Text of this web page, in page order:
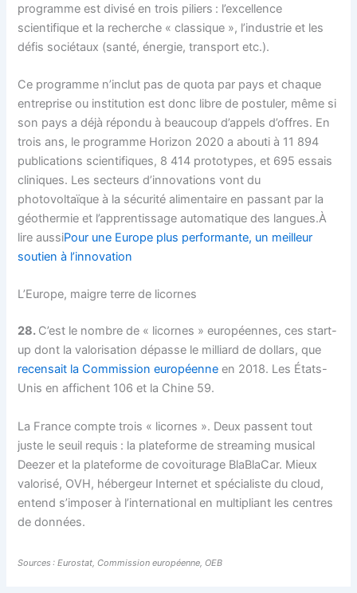
programme est divisé en trois piliers : l’excellence
scientifique et la recherche « classique », l’industrie et les
défis sociétaux (santé, énergie, transport etc.).
Ce programme n’inclut pas de quota par pays et chaque
entreprise ou institution est donc libre de postuler, même si
son pays a déjà répondu à beaucoup d’appels d’offres. En
trois ans, le programme Horizon 2020 a abouti à 11 894
publications scientifiques, 8 414 prototypes, et 695 essais
cliniques. Les secteurs d’innovations vont du
photovoltaïque à la sécurité alimentaire en passant par la
géothermie et l’apprentissage automatique des langues.À
lire aussiPour une Europe plus performante, un meilleur
soutien à l’innovation
L’Europe, maigre terre de licornes
28. C’est le nombre de « licornes » européennes, ces start-
up dont la valorisation dépasse le milliard de dollars, que
recensait la Commission européenne en 2018. Les États-
Unis en affichent 106 et la Chine 59.
La France compte trois « licornes ». Deux passent tout
juste le seuil requis : la plateforme de streaming musical
Deezer et la plateforme de covoiturage BlaBlaCar. Mieux
valorisé, OVH, hébergeur Internet et spécialiste du cloud,
entend s’imposer à l’international en multipliant les centres
de données.
Sources : Eurostat, Commission européenne, OEB